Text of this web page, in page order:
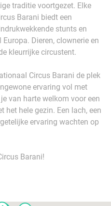
traditie voortgezet. Elke
Barani biedt een
stunts en
Dieren, clownerie en
kleurrijke circustent.
Circus Barani de plek
ervaring vol met
van harte welkom voor een
het hele gezin. Een lach, een
ervaring wachten op
Barani!